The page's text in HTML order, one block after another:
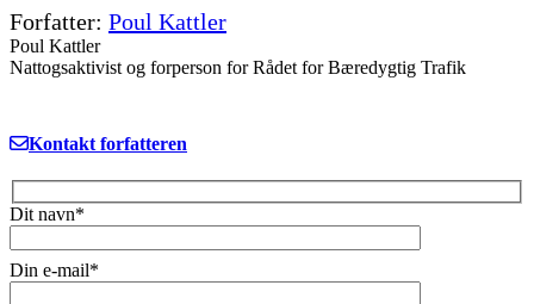
Poul Kattler
Poul Kattler
Nattogsaktivist og forperson for Rådet for Bæredygtig Trafik
Kontakt forfatteren
Dit navn*
Din e-mail*